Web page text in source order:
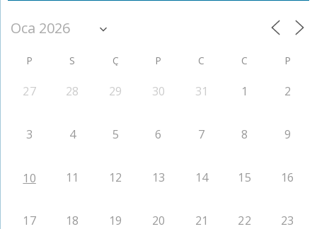
P S Ç P C C P
27 28 29 30 31 1 2
3 4 5 6 7 8 9
10 11 12 13 14 15 16
17 18 19 20 21 22 23